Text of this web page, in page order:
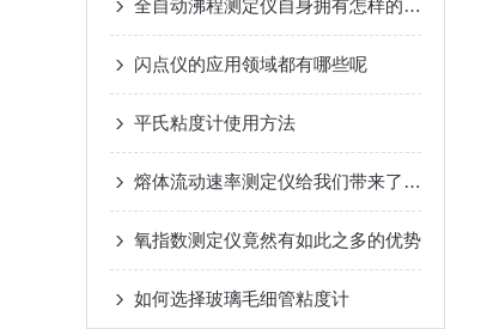
全自动沸程测定仪自身拥有怎样的优势呢？
闪点仪的应用领域都有哪些呢
平氏粘度计使用方法
熔体流动速率测定仪给我们带来了怎样的特点
氧指数测定仪竟然有如此之多的优势
如何选择玻璃毛细管粘度计